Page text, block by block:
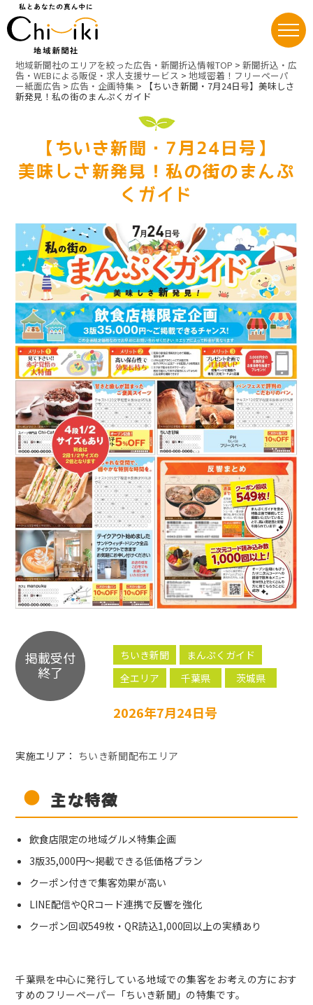
Skip
content
地域新聞社のエリアを絞った広告・新聞折込情報TOP >新聞折込・広
告・WEBによる販促・求人支援サービス >地域密着！フリーペーパ
ー紙面広告 >広告・企画特集 > 【ちいき新聞・7月24日号】美味しさ
新発見！私の街のまんぷくガイド
【ちいき新聞・7月24日号】
美味しさ新発見！私の街のまんぷ
くガイド
掲載受付
終了
ちいき新聞
まんぷくガイド
全エリア
千葉県 茨城県
2026年7月24日号
実施エリア： ちいき新聞配布エリア
主な特徴
飲食店限定の地域グルメ特集企画
3版35,000円〜掲載できる低価格プラン
クーポン付きで集客効果が高い
LINE配信やQRコード連携で反響を強化
クーポン回収549枚・QR読込1,000回以上の実績あり
千葉県を中心に発行している地域での集客をお考えの方におす
すめのフリーペーパー「ちいき新聞」の特集です。